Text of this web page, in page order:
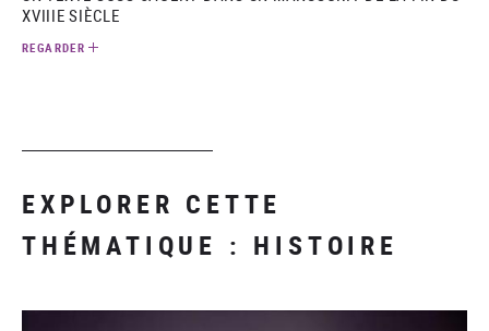
XVIIIE SIÈCLE
REGARDER
EXPLORER CETTE
THÉMATIQUE : HISTOIRE